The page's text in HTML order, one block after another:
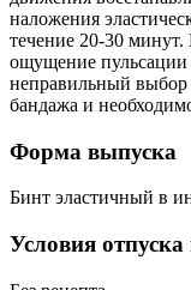
наложения
течение 20-30
ощущение пульсации
неправильный выбор
бандажа и
Форма выпуска
Бинт эластичный в
Условия отпуска